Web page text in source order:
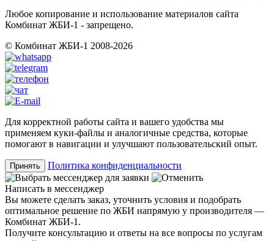
Любое копирование и использование материалов сайта
Комбинат ЖБИ-1 - запрещено.
© Комбинат ЖБИ-1 2008-2026
Для корректной работы сайта и вашего удобства мы
применяем куки-файлы и аналогичные средства, которые
помогают в навигации и улучшают пользовательский опыт.
Принять Политика конфиденциальности
Написать в мессенджер
Вы можете сделать заказ, уточнить условия и подобрать
оптимальное решение по ЖБИ напрямую у производителя —
Комбинат ЖБИ-1.
Получите консультацию и ответы на все вопросы по услугам